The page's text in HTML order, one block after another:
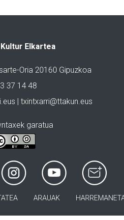
Elkartea
Oria 20160 Gipuzkoa
37 14 48
| txintxarri@ttakun.eus
garatua
ARAUAK